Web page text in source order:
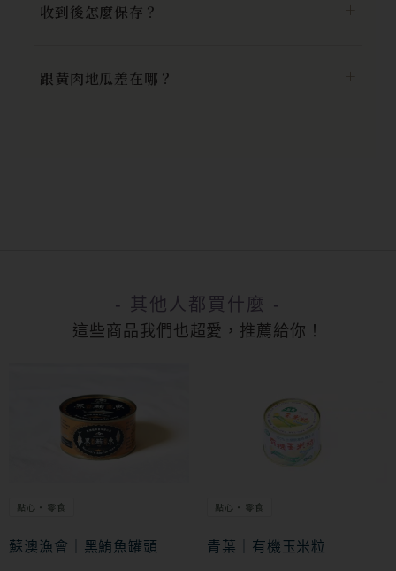
收到後怎麼保存？
跟黃肉地瓜差在哪？
- 其他人都買什麼 -
這些商品我們也超愛，推薦給你！
點心・零食
蘇澳漁會｜黑鮪魚罐頭
款
點心・零食
青葉｜有機玉米粒
款